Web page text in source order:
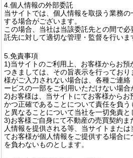
4.個人情報の外部委託
当サイトでは、個人情報を取扱う業務
する場合がございます。
この場合、当社は当該委託先との間で
託先に対して適切な管理・監督を行いま
5.免責事項
1)当サイトのご利用上、お客様からお預
つきましては、その旨表示を行ってお
様がご入力されない場合は、各種ご連
ービスの一部をご利用いただけない場合
2)お客様は、当サイトにてお客様から
かつ正確であることについて責任を負
と異なることについて当社を一切免責と
3)お客様ご自身にて不動産の売買契約ま
人情報を提供される等、当サイトまた
てお客様が個人情報をご提供する場合
を負わないものとします。